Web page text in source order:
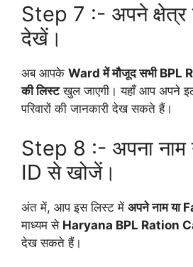
Step 7 :- अपने क्षेत्र
देखें।
अब आपके Ward में मौजूद सभी BPL
की लिस्टखुल जाएगी। यहाँ आप अपने
परिवारों की जानकारी देख सकते हैं।
Step 8 :- अपना नाम
ID से खोजें।
अंत में, आप इस लिस्ट में अपने नाम या
माध्यम से Haryana BPL Ration
देख सकते हैं।